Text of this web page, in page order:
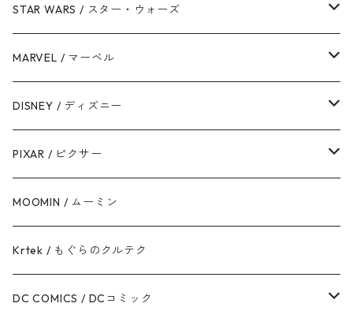
STAR WARS / スター・ウォーズ
ダース・ベイダー
ストームトルーパー
ハン・ソロ
ドロイド
ボバ・フェット / マンダロリアン
ジェダイ・オーダー
MARVEL / マーベル
マーベルコミック
アベンジャーズ
スパイダーマン
アイアンマン
キャプテン・アメリカ
DISNEY / ディズニー
ディズニーフレンズ
ディズニープリンセス
ディズニーヴィランズ
シンデレラ
PIXAR / ピクサー
トイ・ストーリー
モンスターズ・インク / ユニバーシティ
カーズ
MOOMIN / ムーミン
Krtek / もぐらのクルテク
DC COMICS / DCコミック